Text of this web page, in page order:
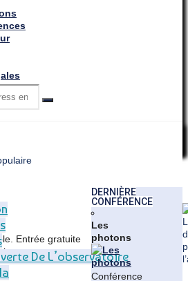
Search
De L’observatoire
Entrée gratuite
DERNIÈRE
CONFÉRENCE
Les
photons
Conférence